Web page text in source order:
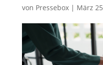
von Pressebox| März